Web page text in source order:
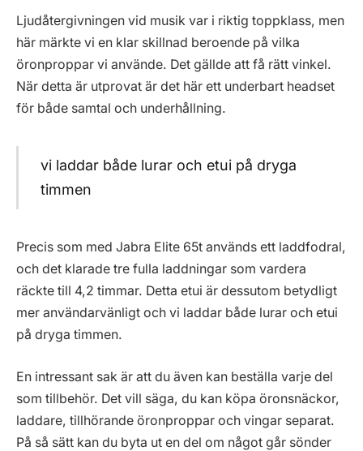
Ljudåtergivningen vid musik var i riktig toppklass, men
här märkte vi en klar skillnad beroende på vilka
öronproppar vi använde. Det gällde att få rätt vinkel.
När detta är utprovat är det här ett underbart headset
för både samtal och underhållning.
vi laddar både lurar och etui på dryga
timmen
Precis som med Jabra Elite 65t används ett laddfodral,
och det klarade tre fulla laddningar som vardera
räckte till 4,2 timmar. Detta etui är dessutom betydligt
mer användarvänligt och vi laddar både lurar och etui
på dryga timmen.
En intressant sak är att du även kan beställa varje del
som tillbehör. Det vill säga, du kan köpa öronsnäckor,
laddare, tillhörande öronproppar och vingar separat.
På så sätt kan du byta ut en del om något går sönder